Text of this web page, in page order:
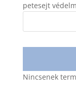
petesejt
Nincsenek